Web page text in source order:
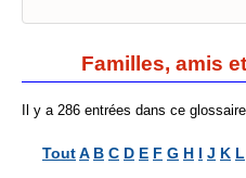
Familles, amis
Il y a 286 entrées dans ce
ToutA B C D E F G H I J K L